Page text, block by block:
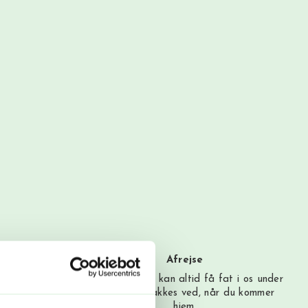
Afrejse
Du rejser…! Du kan altid få fat i os under
rejsen. Vi snakkes ved, når du kommer